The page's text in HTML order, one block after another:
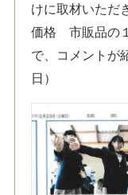
けに取材いただ
価格 市販品の
で、コメントが
日）